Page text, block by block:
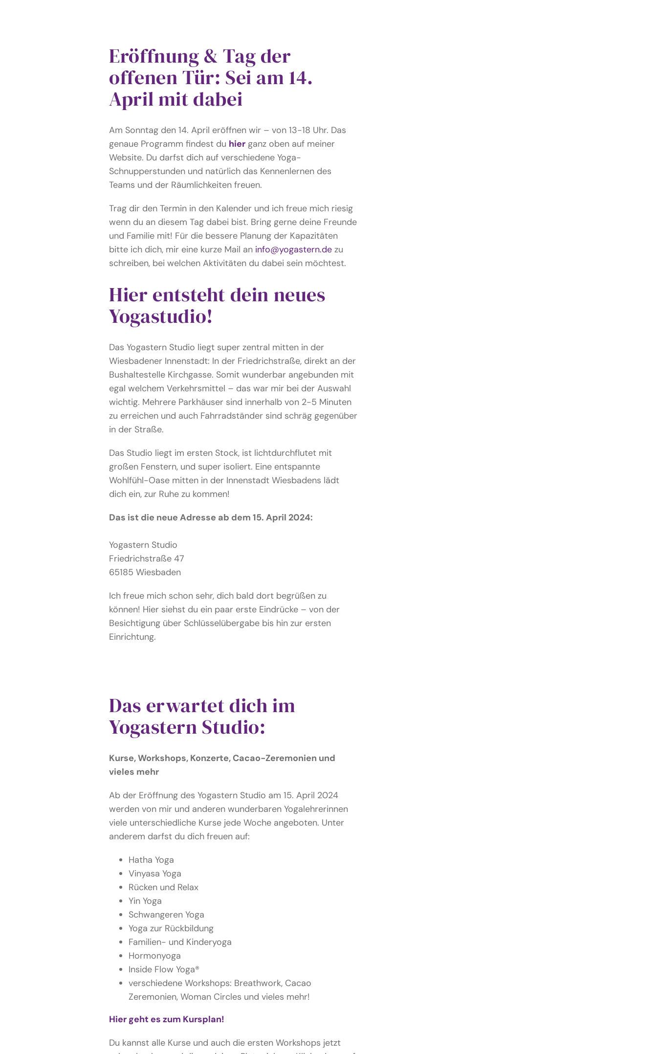
Eröffnung & Tag der
offenen Tür: Sei am 14.
April mit dabei
Am Sonntag den 14. April eröffnen wir – von 13-18 Uhr. Das
genaue Programm findest du hier ganz oben auf meiner
Website. Du darfst dich auf verschiedene Yoga-
Schnupperstunden und natürlich das Kennenlernen des
Teams und der Räumlichkeiten freuen.
Trag dir den Termin in den Kalender und ich freue mich riesig
wenn du an diesem Tag dabei bist. Bring gerne deine Freunde
und Familie mit! Für die bessere Planung der Kapazitäten
bitte ich dich, mir eine kurze Mail an info@yogastern.de zu
schreiben, bei welchen Aktivitäten du dabei sein möchtest.
Hier entsteht dein neues
Yogastudio!
Das Yogastern Studio liegt super zentral mitten in der
Wiesbadener Innenstadt: In der Friedrichstraße, direkt an der
Bushaltestelle Kirchgasse. Somit wunderbar angebunden mit
egal welchem Verkehrsmittel – das war mir bei der Auswahl
wichtig. Mehrere Parkhäuser sind innerhalb von 2-5 Minuten
zu erreichen und auch Fahrradständer sind schräg gegenüber
in der Straße.
Das Studio liegt im ersten Stock, ist lichtdurchflutet mit
großen Fenstern, und super isoliert. Eine entspannte
Wohlfühl-Oase mitten in der Innenstadt Wiesbadens lädt
dich ein, zur Ruhe zu kommen!
Das ist die neue Adresse ab dem 15. April 2024:
Yogastern Studio
Friedrichstraße 47
65185 Wiesbaden
Ich freue mich schon sehr, dich bald dort begrüßen zu
können! Hier siehst du ein paar erste Eindrücke – von der
Besichtigung über Schlüsselübergabe bis hin zur ersten
Einrichtung.
Das erwartet dich im
Yogastern Studio:
Kurse, Workshops, Konzerte, Cacao-Zeremonien und
vieles mehr
Ab der Eröffnung des Yogastern Studio am 15. April 2024
werden von mir und anderen wunderbaren Yogalehrerinnen
viele unterschiedliche Kurse jede Woche angeboten. Unter
anderem darfst du dich freuen auf:
Hatha Yoga
Vinyasa Yoga
Rücken und Relax
Yin Yoga
Schwangeren Yoga
Yoga zur Rückbildung
Familien- und Kinderyoga
Hormonyoga
Inside Flow Yoga®
verschiedene Workshops: Breathwork, Cacao
Zeremonien, Woman Circles und vieles mehr!
Hier geht es zum Kursplan!
Du kannst alle Kurse und auch die ersten Workshops jetzt